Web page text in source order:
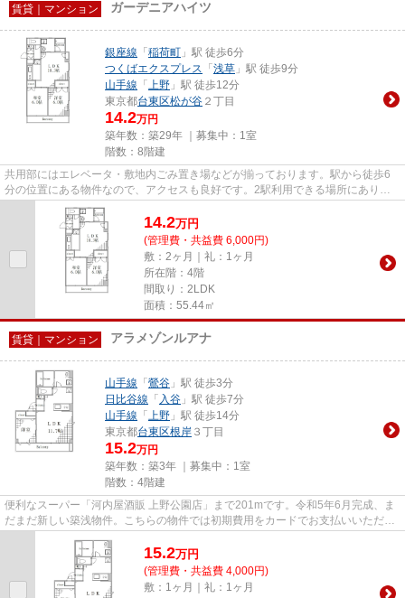
賃貸｜マンション ガーデニアハイツ
銀座線 「 稲荷町 」駅 徒歩6分
つくばエクスプレス 「 浅草 」駅 徒歩9分
山手線 「 上野 」駅 徒歩12分
東京都台東区松が谷 ２丁目
14.2万円
築年数：築29年 ｜募集中： 1室
階数：8階建
共用部にはエレベータ・敷地内ごみ置き場などが揃っております。駅から徒歩6
分の位置にある物件なので、アクセスも良好です。2駅利用できる場所にあり、
アクセスが便利です。外観タイ...
14.2万円
(管理費・共益費 6,000円)
敷：2ヶ月｜礼：1ヶ月
所在階：4階
間取り：2LDK
面積：55.44㎡
賃貸｜マンション アラメゾンルアナ
山手線 「 鶯谷 」駅 徒歩3分
日比谷線 「 入谷 」駅 徒歩7分
山手線 「 上野 」駅 徒歩14分
東京都台東区根岸 ３丁目
15.2万円
築年数：築3年 ｜募集中： 1室
階数：4階建
便利なスーパー「河内屋酒販 上野公園店」まで201mです。令和5年6月完成、ま
だまだ新しい築浅物件。こちらの物件では初期費用をカードでお支払いいただけ
15.2万円
(管理費・共益費 4,000円)
敷：1ヶ月｜礼：1ヶ月